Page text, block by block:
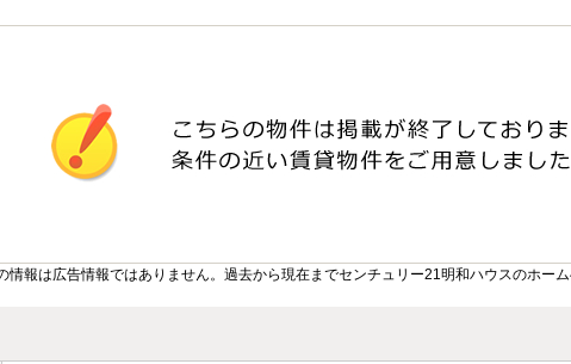
報は広告情報ではありません。過去から現在までセンチュリー21明和ハウスのホー